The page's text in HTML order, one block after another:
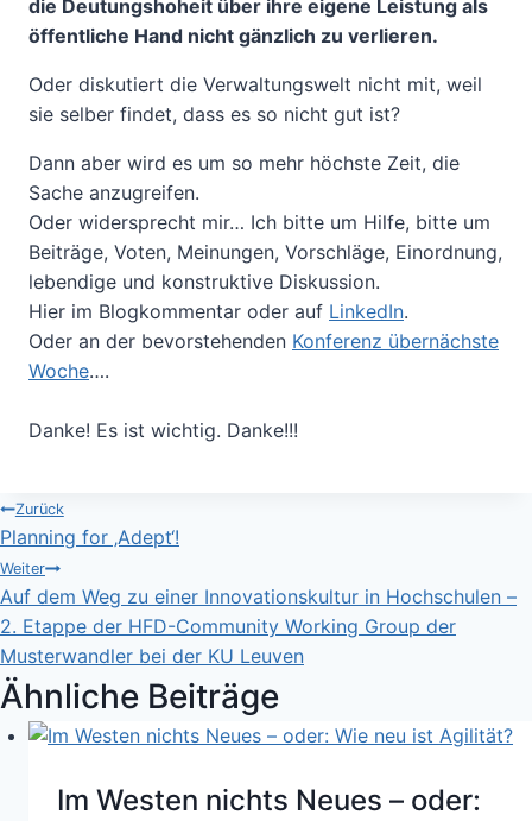
die Deutungshoheit über ihre eigene Leistung als
öffentliche Hand nicht gänzlich zu verlieren.
Oder diskutiert die Verwaltungswelt nicht mit, weil
sie selber findet, dass es so nicht gut ist?
Dann aber wird es um so mehr höchste Zeit, die
Sache anzugreifen.
Oder widersprecht mir… Ich bitte um Hilfe, bitte um
Beiträge, Voten, Meinungen, Vorschläge, Einordnung,
lebendige und konstruktive Diskussion.
Hier im Blogkommentar oder auf LinkedIn.
Oder an der bevorstehenden Konferenz übernächste
Woche….
Danke! Es ist wichtig. Danke!!!
Beitragsnavigation
Zurück
Planning for ‚Adept‘!
Weiter
Auf dem Weg zu einer Innovationskultur in Hochschulen –
2. Etappe der HFD-Community Working Group der
Musterwandler bei der KU Leuven
Ähnliche Beiträge
Im Westen nichts Neues – oder: